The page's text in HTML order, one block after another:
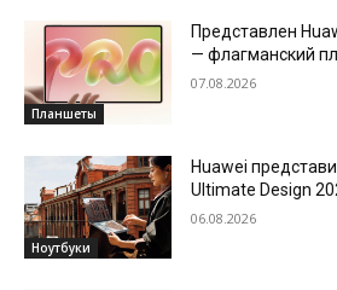
Планшеты
Представлен
— флагманский
ультратонком
07.08.2026
Ноутбуки
Huawei
Ultimate Design
складным экраном
06.08.2026